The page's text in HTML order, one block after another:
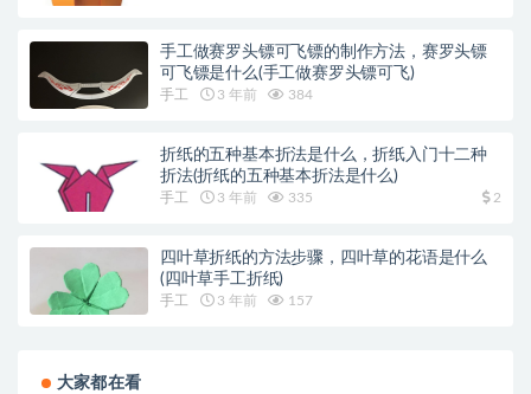
手工做赛罗头镖可飞镖的制作方法，赛罗头镖
可飞镖是什么(手工做赛罗头镖可飞)
手工 3 年前 384
折纸的五种基本折法是什么，折纸入门十二种
折法(折纸的五种基本折法是什么)
手工 3 年前 335 2
四叶草折纸的方法步骤，四叶草的花语是什么
(四叶草手工折纸)
手工 3 年前 157
大家都在看